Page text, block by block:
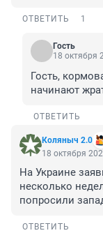
ОТВЕТИТЬ 1
Гость
18 октября
Гость,
начинают
ОТВЕТИТЬ
Коляныч 2.0
18 октября
На Украине
несколько
попросили
ОТВЕТИТЬ